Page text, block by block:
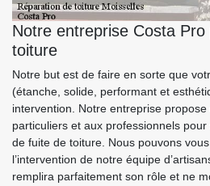
Notre entreprise Costa
toiture
Notre but est de faire en sorte que
(étanche, solide, performant et
intervention. Notre entreprise
particuliers et aux professionnels pour
de fuite de toiture. Nous pouvons
l’intervention de notre équipe
remplira parfaitement son rôle et ne